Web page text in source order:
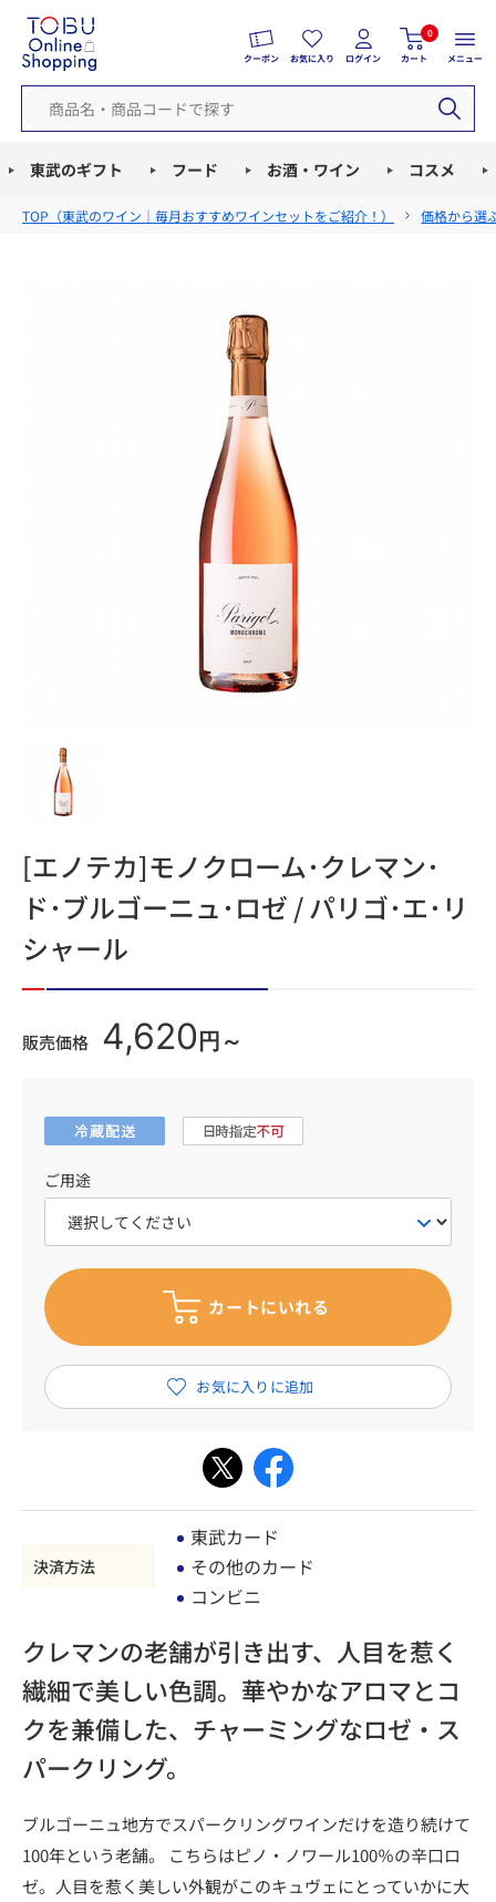
クーポン お気に入り ログイン
0
カート メニュー
東武のギフト フード お酒・ワイン コスメ
TOP（東武のワイン｜毎月おすすめワインセットをご紹介！ ） 価格から選
[エノテカ]モノクローム･クレマン･
ド･ブルゴーニュ･ロゼ / パリゴ･エ･リ
シャール
販売価格 4,620 円～
ご用途
決済方法
東武カード
その他のカード
コンビニ
クレマンの老舗が引き出す、人目を惹く
繊細で美しい色調。華やかなアロマとコ
クを兼備した、チャーミングなロゼ・ス
パークリング。
ブルゴーニュ地方でスパークリングワインだけを造り続けて
100年という老舗。 こちらはピノ・ノワール100％の辛口ロ
ゼ。人目を惹く美しい外観がこのキュヴェにとっていかに大